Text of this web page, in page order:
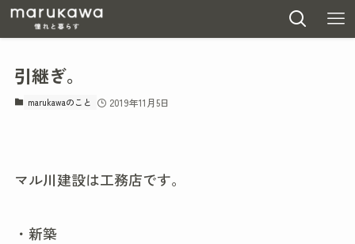
引継ぎ。
marukawaのこと 2019年11月5日
マル川建設は工務店です。
・新築